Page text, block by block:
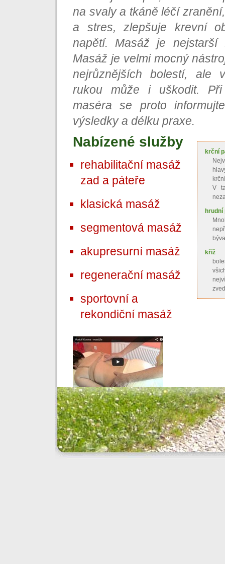
na svaly a tkáně léčí
a stres, zlepšuje krevní
napětí. Masáž je nejstarší
Masáž je velmi mocný
nejrůznějších bolestí, ale
rukou může i uškodit.
maséra se proto
výsledky a délku praxe.
krční
V
hrudní
kříž
Nabízené služby
rehabilitační masáž
zad a páteře
klasická masáž
segmentová masáž
akupresurní masáž
regenerační masáž
sportovní a
rekondiční masáž